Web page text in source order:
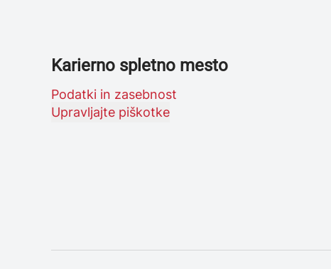
Karierno spletno mesto
Podatki in zasebnost
Upravljajte piškotke